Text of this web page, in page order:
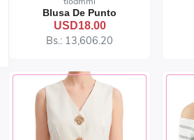
Blusa De Punto
USD18.00
Bs.: 13,606.20